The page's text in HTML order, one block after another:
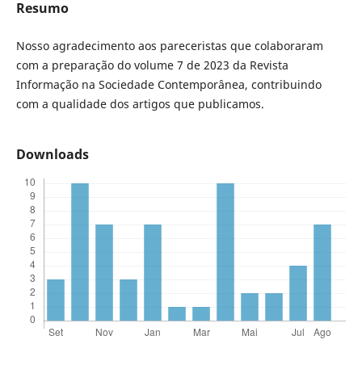
Resumo
Nosso agradecimento aos pareceristas que colaboraram
com a preparação do volume 7 de 2023 da Revista
Informação na Sociedade Contemporânea, contribuindo
com a qualidade dos artigos que publicamos.
Downloads